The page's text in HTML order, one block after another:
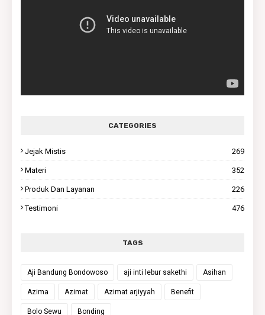
CATEGORIES
Jejak Mistis 269
Materi 352
Produk Dan Layanan 226
Testimoni 476
TAGS
Aji Bandung Bondowoso aji inti lebur sakethi Asihan
Azima Azimat Azimat arjiyyah Benefit
Bolo Sewu Bonding